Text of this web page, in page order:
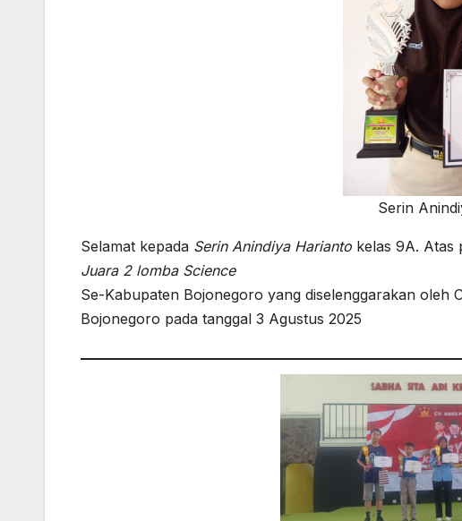
Serin
Selamat kepada Serin Anindiya Harianto kelas 9A. Atas
Juara 2 lomba Science
Se-Kabupaten Bojonegoro yang diselenggarakan oleh
Bojonegoro pada tanggal 3 Agustus 2025